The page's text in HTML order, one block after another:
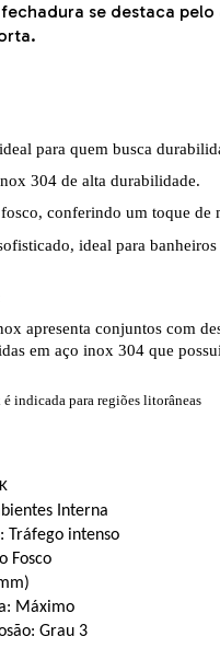
se destaca
para quem busca
304 de alta durabilidade.
conferindo um toque de
ideal para
apresenta conjuntos com
em aço inox 304 que
indicada para regiões litorâneas
Interna
Tráfego intenso
Fosco
: Máximo
Grau 3